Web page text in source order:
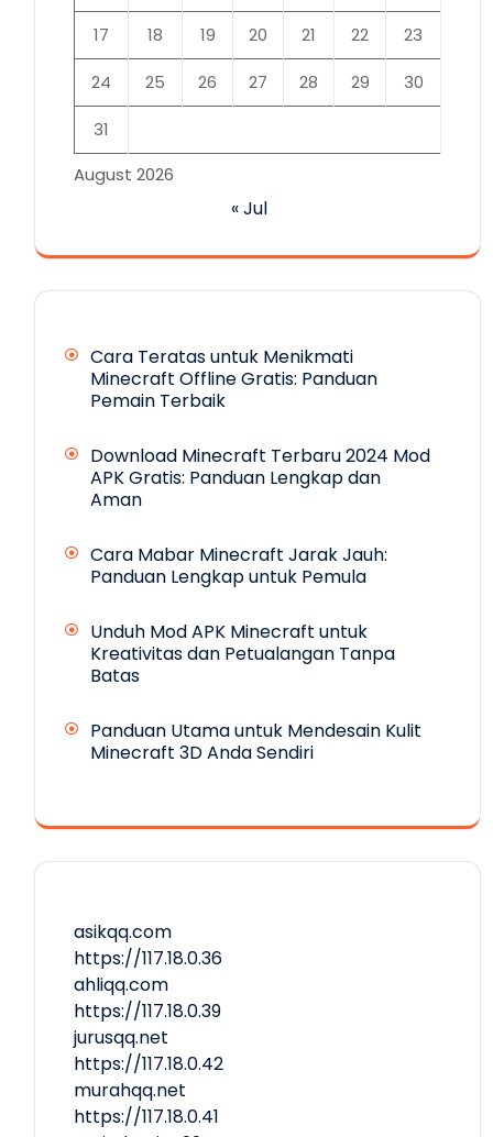
August 2026
17 18 19 20 21 22 23
24 25 26 27 28 29 30
31
« Jul
Cara Teratas untuk Menikmati
Minecraft Offline Gratis: Panduan
Pemain Terbaik
Download Minecraft Terbaru 2024 Mod
APK Gratis: Panduan Lengkap dan
Aman
Cara Mabar Minecraft Jarak Jauh:
Panduan Lengkap untuk Pemula
Unduh Mod APK Minecraft untuk
Kreativitas dan Petualangan Tanpa
Batas
Panduan Utama untuk Mendesain Kulit
Minecraft 3D Anda Sendiri
asikqq.com
https://117.18.0.36
ahliqq.com
https://117.18.0.39
jurusqq.net
https://117.18.0.42
murahqq.net
https://117.18.0.41